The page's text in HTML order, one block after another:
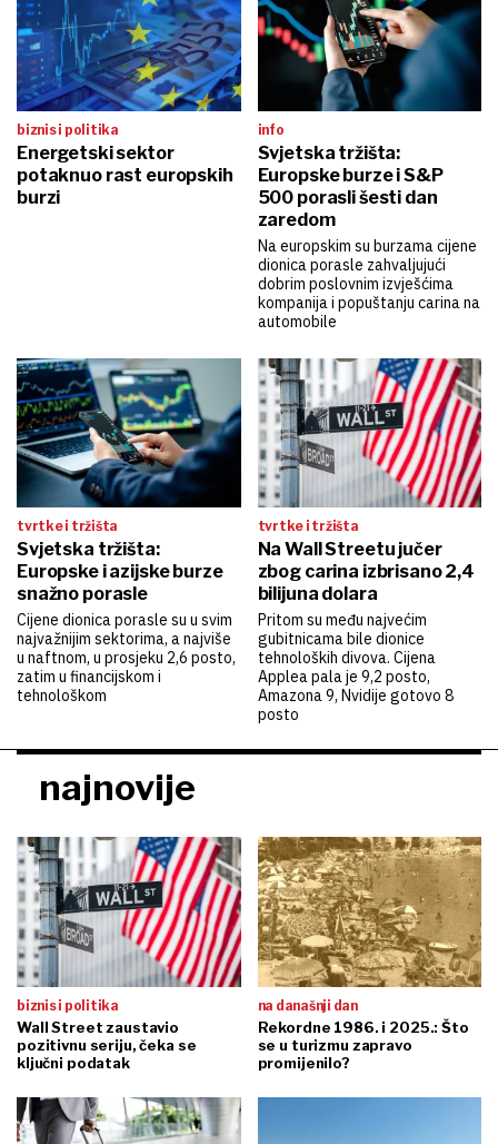
biznis i politika
Energetski sektor
potaknuo rast europskih
burzi
info
Svjetska tržišta:
Europske burze i S&P
500 porasli šesti dan
zaredom
Na europskim su burzama cijene
dionica porasle zahvaljujući
dobrim poslovnim izvješćima
kompanija i popuštanju carina na
automobile
tvrtke i tržišta
Svjetska tržišta:
Europske i azijske burze
snažno porasle
Cijene dionica porasle su u svim
najvažnijim sektorima, a najviše
u naftnom, u prosjeku 2,6 posto,
zatim u financijskom i
tehnološkom
tvrtke i tržišta
Na Wall Streetu jučer
zbog carina izbrisano 2,4
bilijuna dolara
Pritom su među najvećim
gubitnicama bile dionice
tehnoloških divova. Cijena
Applea pala je 9,2 posto,
Amazona 9, Nvidije gotovo 8
posto
najnovije
biznis i politika
Wall Street zaustavio
pozitivnu seriju, čeka se
ključni podatak
na današnji dan
Rekordne 1986. i 2025.: Što
se u turizmu zapravo
promijenilo?